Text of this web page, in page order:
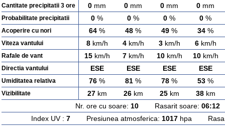
Cantitate precipitatii 3 ore 0 mm 0 mm 0 mm 0 mm
Probabilitate precipitatii 0 % 0 % 0 % 0 %
Acoperire cu nori 64 % 48 % 49 % 34 %
Viteza vantului 8km/h 4km/h 3km/h 6km/h
Rafale de vant 15km/h 7km/h 10km/h 10km/h
Directia vantului ESE ESE ESE ESE
Umiditatea relativa 76 % 81 % 78 % 53 %
Vizibilitate 27km 26km 25km 38km
Nr. ore cu soare: 10Rasarit soare: 06:12
Index UV : 7Presiunea atmosferica: 1017hpa